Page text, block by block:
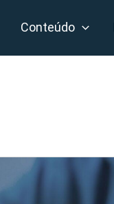
Conteúdo